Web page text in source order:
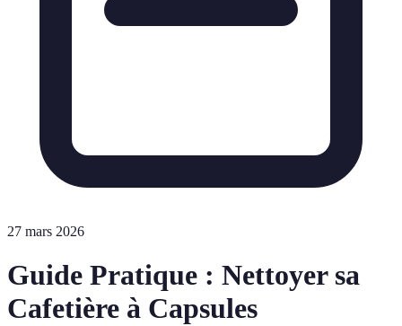
27 mars 2026
Guide Pratique : Nettoyer sa
Cafetière à Capsules